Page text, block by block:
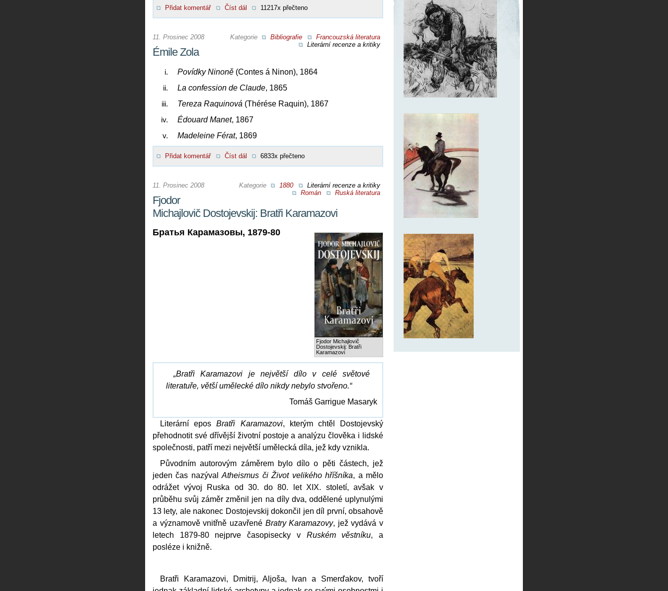
Přidat komentář Číst dál 11217x přečteno
Kategorie Bibliografie
Francouzská literatura
Literární recenze a kritiky
11. Prosinec 2008
Émile Zola
Povídky Ninoně (Contes á Ninon), 1864
La confession de Claude, 1865
Tereza Raquinová (Thérése Raquin), 1867
Édouard Manet, 1867
Madeleine Férat, 1869
Přidat komentář Číst dál 6833x přečteno
Kategorie 1880
Literární recenze a kritiky
Román
Ruská literatura
11. Prosinec 2008
Fjodor
Michajlovič Dostojevskij: Bratři Karamazovi
Fjodor Michajlovič
Dostojevskij: Bratři
Karamazovi
Братья Карамазовы, 1879-80
„Bratři Karamazovi je největší dílo v celé světové
literatuře, větší umělecké dílo nikdy nebylo stvořeno.“
Tomáš Garrigue Masaryk
Literární eposBratři Karamazovi, kterým chtěl Dostojevský
přehodnotit své dřívější životní postoje a analýzu člověka i lidské
společnosti, patří mezi největší umělecká díla, jež kdy vznikla.
Původním autorovým záměrem bylo dílo o pěti částech, jež
jeden čas nazývalAtheismus či Život velikého hříšníka, a mělo
odrážet vývoj Ruska od 30. do 80. let XIX. století, avšak v
průběhu svůj záměr změnil jen na díly dva, oddělené uplynulými
13 lety, ale nakonec Dostojevskij dokončil jen díl první, obsahově
a významově vnitřně uzavřené Bratry Karamazovy, jež vydává v
letech 1879-80 nejprve časopisecky v Ruském věstníku, a
posléze i knižně.
Bratři Karamazovi, Dmitrij, Aljoša, Ivan a Smerďakov, tvoří